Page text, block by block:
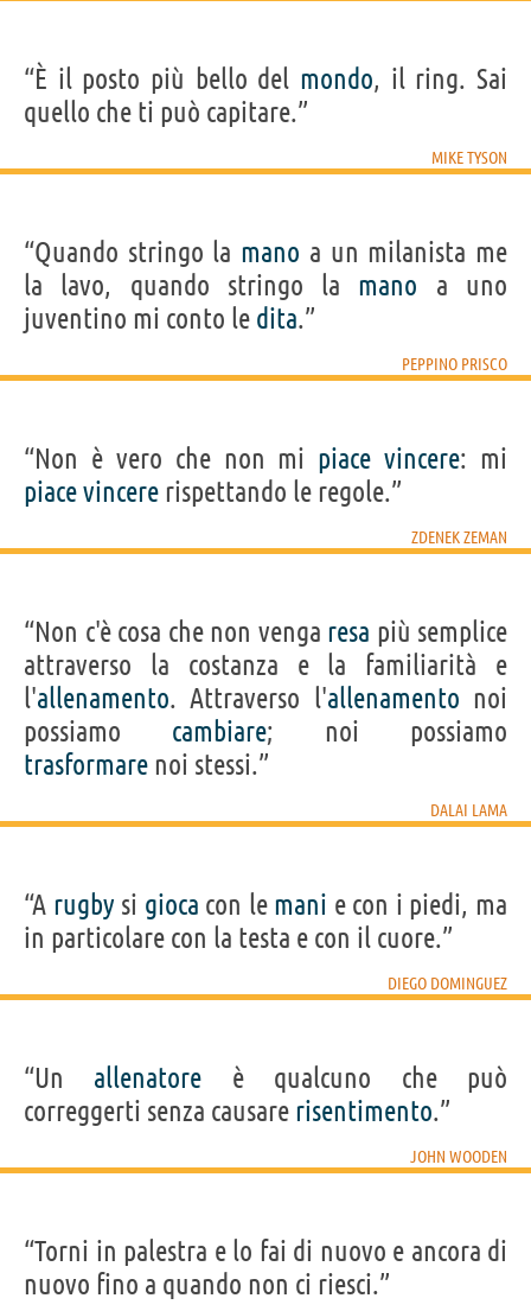
“È il posto più bello del mondo, il ring. Sai
quello che ti può capitare.”
MIKE TYSON
“Quando stringo la mano a un milanista me
la lavo, quando stringo la mano a uno
juventino mi conto le dita.”
PEPPINO PRISCO
“Non è vero che non mi piace vincere: mi
piacevincere rispettando le regole.”
ZDENEK ZEMAN
“Non c'è cosa che non venga resa più semplice
attraverso la costanza e la familiarità e
l'allenamento. Attraverso l'allenamento noi
possiamo cambiare; noi possiamo
trasformare noi stessi.”
DALAI LAMA
“A rugby si gioca con le mani e con i piedi, ma
in particolare con la testa e con il cuore.”
DIEGO DOMINGUEZ
“Un allenatore è qualcuno che può
correggerti senza causare risentimento.”
JOHN WOODEN
“Torni in palestra e lo fai di nuovo e ancora di
nuovo fino a quando non ci riesci.”